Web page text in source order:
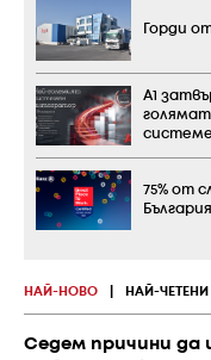
НАЙ-НОВО НАЙ-ЧЕТЕНИ
Седем причини да
Горди
А1
75% от